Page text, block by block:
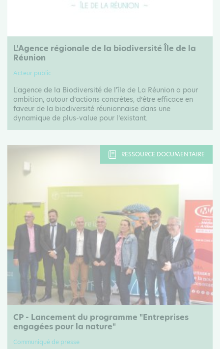
L'Agence régionale de la biodiversité Île de la
Réunion
Acteur public
L'agence de la Biodiversité de l'île de La Réunion a pour
ambition, autour d’actions concrètes, d’être efficace en
faveur de la biodiversité réunionnaise dans une
dynamique de plus-value pour l’existant.
RESSOURCE DOCUMENTAIRE
CP - Lancement du programme "Entreprises
engagées pour la nature"
Communiqué de presse